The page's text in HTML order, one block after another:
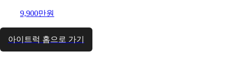
9,900만원
아이트럭 홈으로 가기